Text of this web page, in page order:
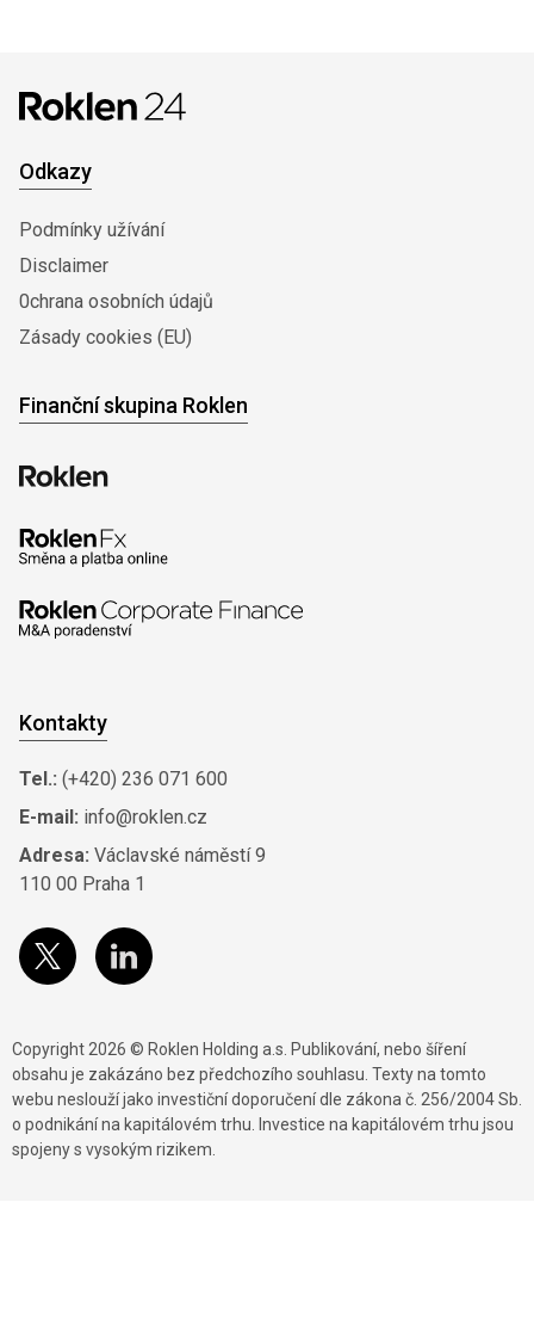
Odkazy
Podmínky užívání
Disclaimer
0chrana osobních údajů
Zásady cookies (EU)
Finanční skupina Roklen
Kontakty
Tel.: (+420) 236 071 600
E-mail: info@roklen.cz
Adresa: Václavské náměstí 9
110 00 Praha 1
Copyright 2026 © Roklen Holding a.s. Publikování, nebo šíření
obsahu je zakázáno bez předchozího souhlasu. Texty na tomto
webu neslouží jako investiční doporučení dle zákona č. 256/2004 Sb.
o podnikání na kapitálovém trhu. Investice na kapitálovém trhu jsou
spojeny s vysokým rizikem.